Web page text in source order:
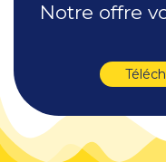
Notre offre